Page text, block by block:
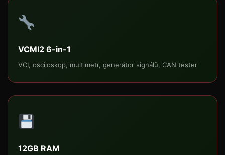
VCMI2 6-in-1
VCI, osciloskop, multimetr, generátor signálů, CAN tester
12GB RAM